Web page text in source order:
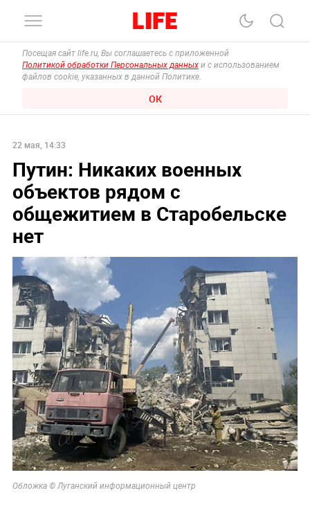
Посещая сайт life.ru, Вы соглашаетесь с приложенной
Политикой обработки Персональных данных и с использованием
файлов cookie, указанных в данной Политике.
ОК
22 мая, 14:33
Путин: Никаких военных
объектов рядом с
общежитием в Старобельске
нет
Обложка © Луганский информационный центр